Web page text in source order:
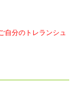
自分のトレランシュ